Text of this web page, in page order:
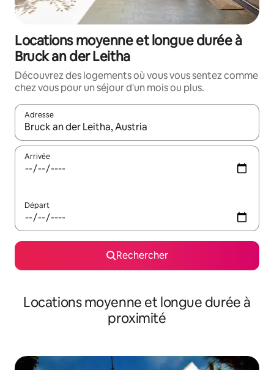
Locations moyenne et longue durée à
Bruck an der Leitha
Découvrez des logements où vous vous sentez comme
chez vous pour un séjour d'un mois ou plus.
Adresse
Lorsque les résultats s'affichent, utilisez les flèches vers le
Arrivée
Départ
Rechercher
Locations moyenne et longue durée à
proximité